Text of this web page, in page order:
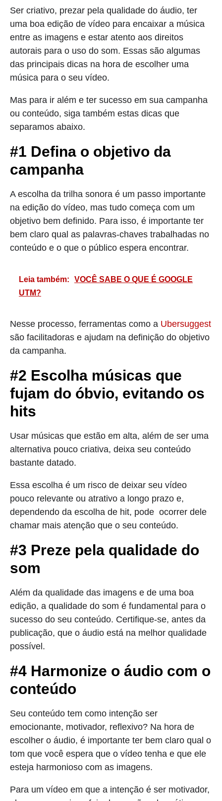
Ser criativo, prezar pela qualidade do áudio, ter
uma boa edição de vídeo para encaixar a música
entre as imagens e estar atento aos direitos
autorais para o uso do som. Essas são algumas
das principais dicas na hora de escolher uma
música para o seu vídeo.
Mas para ir além e ter sucesso em sua campanha
ou conteúdo, siga também estas dicas que
separamos abaixo.
#1 Defina o objetivo da
campanha
A escolha da trilha sonora é um passo importante
na edição do vídeo, mas tudo começa com um
objetivo bem definido. Para isso, é importante ter
bem claro qual as palavras-chaves trabalhadas no
conteúdo e o que o público espera encontrar.
Leia também:
VOCÊ SABE O QUE É GOOGLE
UTM?
Nesse processo, ferramentas como a Ubersuggest
são facilitadoras e ajudam na definição do objetivo
da campanha.
#2 Escolha músicas que
fujam do óbvio, evitando os
hits
Usar músicas que estão em alta, além de ser uma
alternativa pouco criativa, deixa seu conteúdo
bastante datado.
Essa escolha é um risco de deixar seu vídeo
pouco relevante ou atrativo a longo prazo e,
dependendo da escolha de hit, pode ocorrer dele
chamar mais atenção que o seu conteúdo.
#3 Preze pela qualidade do
som
Além da qualidade das imagens e de uma boa
edição, a qualidade do som é fundamental para o
sucesso do seu conteúdo. Certifique-se, antes da
publicação, que o áudio está na melhor qualidade
possível.
#4 Harmonize o áudio com o
conteúdo
Seu conteúdo tem como intenção ser
emocionante, motivador, reflexivo? Na hora de
escolher o áudio, é importante ter bem claro qual o
tom que você espera que o vídeo tenha e que ele
esteja harmonioso com as imagens.
Para um vídeo em que a intenção é ser motivador,